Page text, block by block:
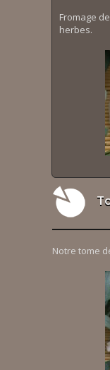
Fromage
herbes.
Notre tome